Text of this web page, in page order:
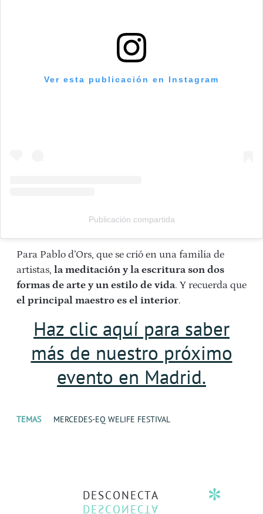
Ver esta publicación en Instagram
Publicación compartida
Para Pablo d’Ors, que se crió en una familia de
artistas, la meditación y la escritura son dos
formas de arte y un estilo de vida. Y recuerda que
el principal maestro es el interior.
Haz clic aquí para saber
más de nuestro próximo
evento en Madrid.
TEMAS MERCEDES-EQ WELIFE FESTIVAL
DESCONECTA